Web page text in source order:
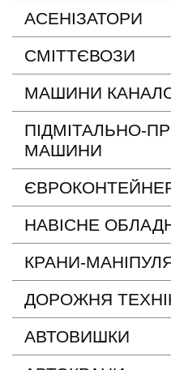
АСЕНІЗАТОРИ
СМІТТЄВОЗИ
МАШИНИ
ПІДМІТАЛЬНО-
МАШИНИ
НАВІСНЕ
КРАНИ-
ДОРОЖНЯ
АВТОВИШКИ